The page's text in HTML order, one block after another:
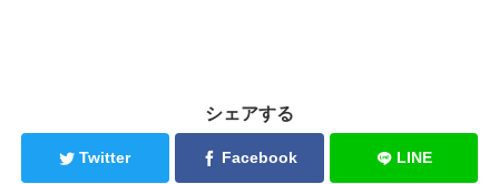
シェアする
Twitter Facebook LINE